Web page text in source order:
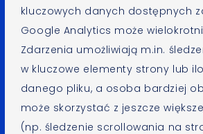
kluczowych danych dostępnych
Google Analytics może
Zdarzenia umożliwiają m.in.
w kluczowe elementy strony lub
danego pliku, a osoba bardziej
może skorzystać z jeszcze
(np. śledzenie scrollowania na